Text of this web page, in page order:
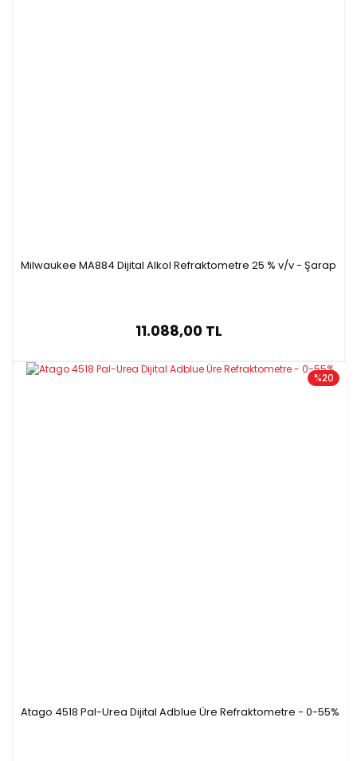
Milwaukee MA884 Dijital Alkol Refraktometre 25 % v/v - Şarap
11.088,00 TL
%20
Atago 4518 Pal-Urea Dijital Adblue Üre Refraktometre - 0-55%